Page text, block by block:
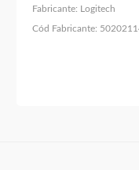
Fabricante: Logitech
Cód Fabricante: